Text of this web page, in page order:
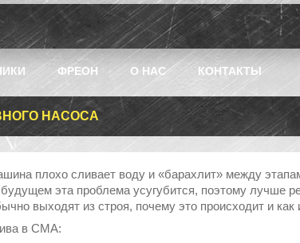
ФРЕОН О НАС КОНТАКТЫ
НАСОСА
плохо сливает воду и «барахлит» между
эта проблема усугубится, поэтому лучше
выходят из строя, почему это происходит и как
в СМА: